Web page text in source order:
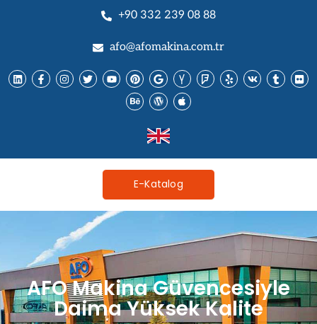
+90 332 239 08 88
afo@afomakina.com.tr
E-Katalog
AFO Makina Güvencesiyle
Daima Yüksek Kalite